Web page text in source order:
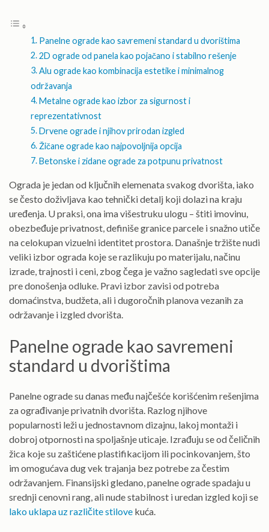
Panelne ograde kao savremeni standard u dvorištima
2D ograde od panela kao pojačano i stabilno rešenje
Alu ograde kao kombinacija estetike i minimalnog
održavanja
Metalne ograde kao izbor za sigurnost i
reprezentativnost
Drvene ograde i njihov prirodan izgled
Žičane ograde kao najpovoljnija opcija
Betonske i zidane ograde za potpunu privatnost
Ograda je jedan od ključnih elemenata svakog dvorišta, iako
se često doživljava kao tehnički detalj koji dolazi na kraju
uređenja. U praksi, ona ima višestruku ulogu – štiti imovinu,
obezbeđuje privatnost, definiše granice parcele i snažno utiče
na celokupan vizuelni identitet prostora. Današnje tržište nudi
veliki izbor ograda koje se razlikuju po materijalu, načinu
izrade, trajnosti i ceni, zbog čega je važno sagledati sve opcije
pre donošenja odluke. Pravi izbor zavisi od potreba
domaćinstva, budžeta, ali i dugoročnih planova vezanih za
održavanje i izgled dvorišta.
Panelne ograde kao savremeni
standard u dvorištima
Panelne ograde su danas među najčešće korišćenim rešenjima
za ograđivanje privatnih dvorišta. Razlog njihove
popularnosti leži u jednostavnom dizajnu, lakoj montaži i
dobroj otpornosti na spoljašnje uticaje. Izrađuju se od čeličnih
žica koje su zaštićene plastifikacijom ili pocinkovanjem, što
im omogućava dug vek trajanja bez potrebe za čestim
održavanjem. Finansijski gledano, panelne ograde spadaju u
srednji cenovni rang, ali nude stabilnost i uredan izgled koji se
lako uklapa uz različite stilove kuća.